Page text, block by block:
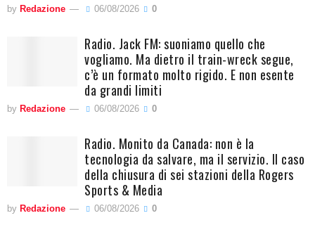
by Redazione 06/08/2026 0
Radio. Jack FM: suoniamo quello che
vogliamo. Ma dietro il train-wreck segue,
c’è un formato molto rigido. E non esente
da grandi limiti
by Redazione 06/08/2026 0
Radio. Monito da Canada: non è la
tecnologia da salvare, ma il servizio. Il caso
della chiusura di sei stazioni della Rogers
Sports & Media
by Redazione 06/08/2026 0